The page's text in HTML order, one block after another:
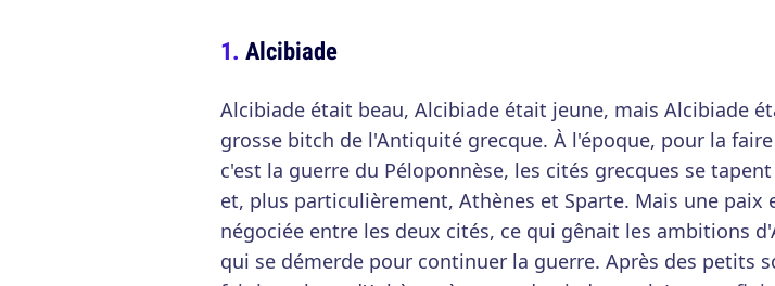
Alcibiade
Alcibiade était beau, Alcibiade était jeune, mais Alcibiade
grosse bitch de l'Antiquité grecque. À l'époque, pour la
c'est la guerre du Péloponnèse, les cités grecques se
et, plus particulièrement, Athènes et Sparte. Mais une paix
négociée entre les deux cités, ce qui gênait les ambitions
qui se démerde pour continuer la guerre. Après des petits